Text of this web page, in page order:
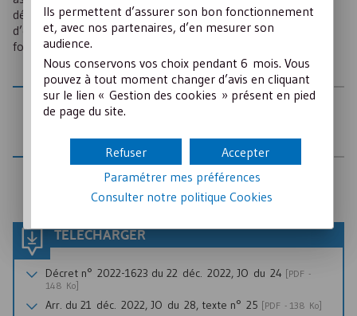
départements, ainsi que sur le modèle des demandes
d’enregistrement et les modalités de dématérialisation des
formalités.
AUTEUR
Publié le17 Janvier 2023
TÉLÉCHARGER
Décret n° 2022-1623 du 22 déc. 2022, JO du 24 [PDF -
148 Ko]
Arr. du 21 déc. 2022, JO du 28, texte n° 25 [PDF - 138 Ko]
Ils permettent d’assurer son bon fonctionnement
et, avec nos partenaires, d’en mesurer son
audience.
Nous conservons vos choix pendant 6 mois. Vous
pouvez à tout moment changer d’avis en cliquant
sur le lien « Gestion des cookies » présent en pied
de page du site.
Accepter
Refuser
Paramétrer mes préférences
Consulter notre politiqueCookies